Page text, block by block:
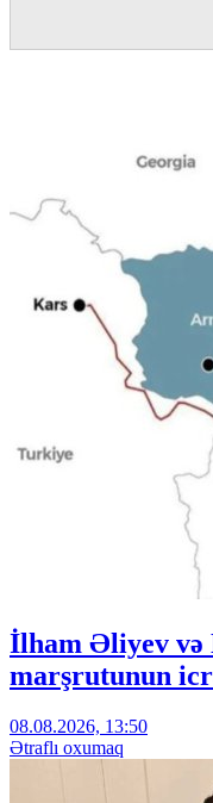
İlham Əliyev və
marşrutunun
08.08.2026, 13:50
Ətraflı oxumaq